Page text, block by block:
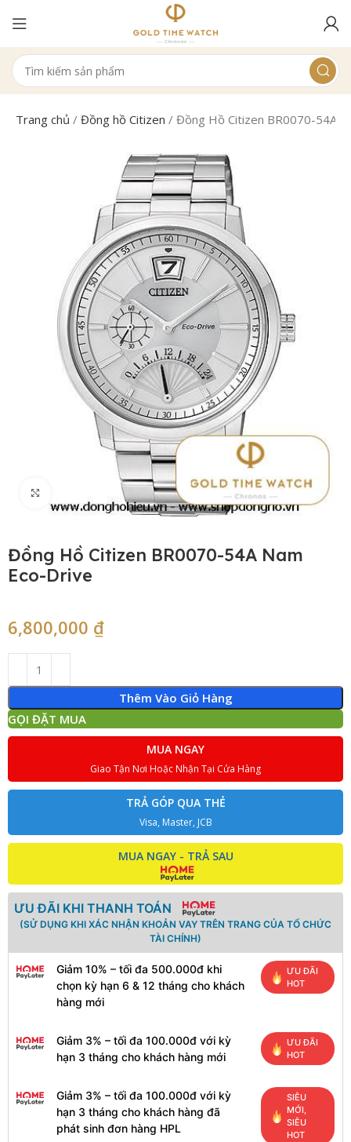
Trang chủ /Đồng hồ Citizen /Đồng Hồ Citizen BR0070-54A
Click to enlarge
Đồng Hồ Citizen BR0070-54A Nam
Eco-Drive
6,800,000 ₫
Thêm Vào Giỏ Hàng
GỌI ĐẶT MUA
MUA NGAY
Giao Tận Nơi Hoặc Nhận Tại Cửa Hàng
TRẢ GÓP QUA THẺ
Visa, Master, JCB
MUA NGAY - TRẢ SAU
ƯU ĐÃI KHI THANH TOÁN
(SỬ DỤNG KHI XÁC NHẬN KHOẢN VAY TRÊN TRANG CỦA TỔ CHỨC
TÀI CHÍNH)
Giảm 10% – tối đa 500.000đ khi
chọn kỳ hạn 6 & 12 tháng cho khách
hàng mới
ƯU ĐÃI
HOT
Giảm 3% – tối đa 100.000đ với kỳ
hạn 3 tháng cho khách hàng mới
ƯU ĐÃI
HOT
Giảm 3% – tối đa 100.000đ với kỳ
hạn 3 tháng cho khách hàng đã
phát sinh đơn hàng HPL
SIÊU
MỚI,
SIÊU
HOT